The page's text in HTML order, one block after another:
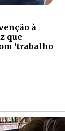
à
que
‘trabalho